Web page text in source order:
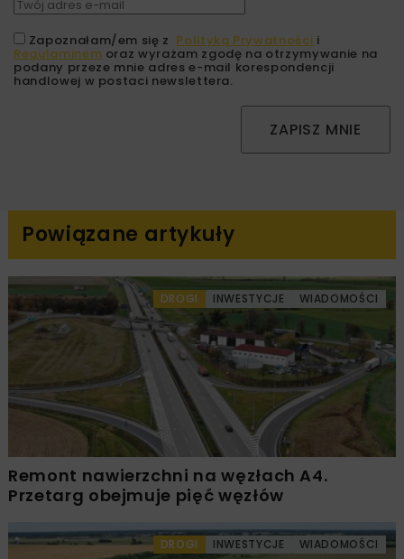
Zapoznałam/em się z Polityką Prywatności i
Regulaminem oraz wyrażam zgodę na otrzymywanie na
podany przeze mnie adres e-mail korespondencji
handlowej w postaci newslettera.
ZAPISZ MNIE
Powiązane artykuły
DROGI INWESTYCJE WIADOMOŚCI
Remont nawierzchni na węzłach A4.
Przetarg obejmuje pięć węzłów
DROGI INWESTYCJE WIADOMOŚCI